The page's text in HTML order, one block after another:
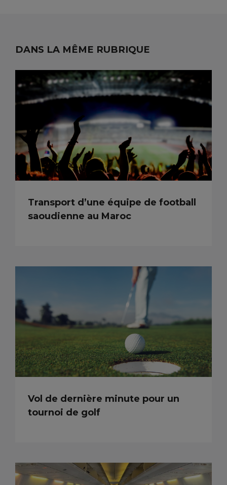
DANS LA MÊME RUBRIQUE
Transport d’une équipe de football
saoudienne au Maroc
Vol de dernière minute pour un
tournoi de golf